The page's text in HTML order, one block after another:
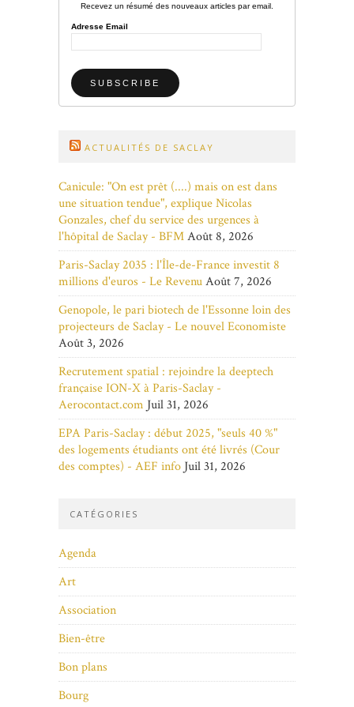
Recevez un résumé des nouveaux articles par email.
Adresse Email
ACTUALITÉS DE SACLAY
Canicule: "On est prêt (....) mais on est dans
une situation tendue", explique Nicolas
Gonzales, chef du service des urgences à
l'hôpital de Saclay - BFMAoût 8, 2026
Paris-Saclay 2035 : l'Île-de-France investit 8
millions d'euros - Le RevenuAoût 7, 2026
Genopole, le pari biotech de l'Essonne loin des
projecteurs de Saclay - Le nouvel Economiste
Août 3, 2026
Recrutement spatial : rejoindre la deeptech
française ION-X à Paris-Saclay -
Aerocontact.com Juil 31, 2026
EPA Paris-Saclay : début 2025, "seuls 40 %"
des logements étudiants ont été livrés (Cour
des comptes) - AEF info Juil 31, 2026
CATÉGORIES
Agenda
Art
Association
Bien-être
Bon plans
Bourg